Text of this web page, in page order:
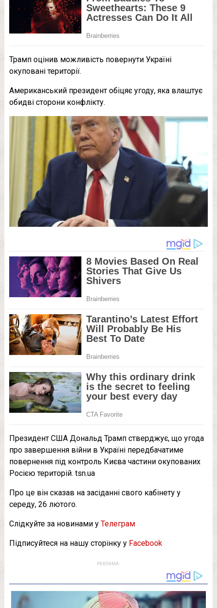
Трамп оцінив можливість повернути Україні
окуповані території.
Американський президент обіцяє угоду, яка влаштує
обидві сторони конфлікту.
Президент США Дональд Трамп стверджує, що угода
про завершення війни в Україні передбачатиме
повернення під контроль Києва частини окупованих
Росією територій. tsn.ua
Про це він сказав на засіданні свого кабінету у
середу, 26 лютого.
Слідкуйте за новинами у Телеграм
Підписуйтеся на нашу сторінку у Facebook
РЕКЛАМА: